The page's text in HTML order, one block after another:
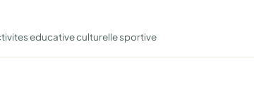
educative culturelle sportive